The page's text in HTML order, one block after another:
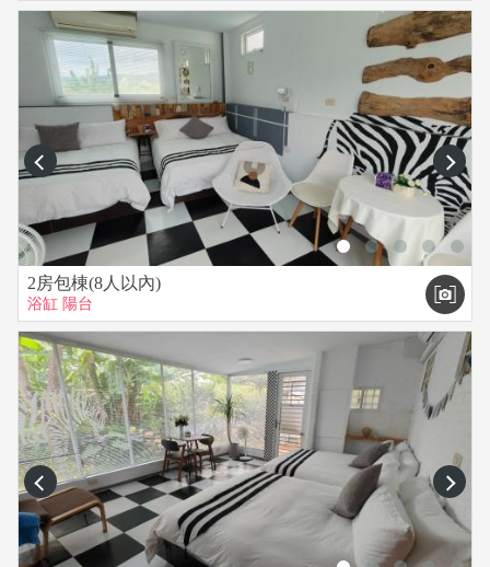
prev next
2房包棟(8人以內)
浴缸 陽台
prev next